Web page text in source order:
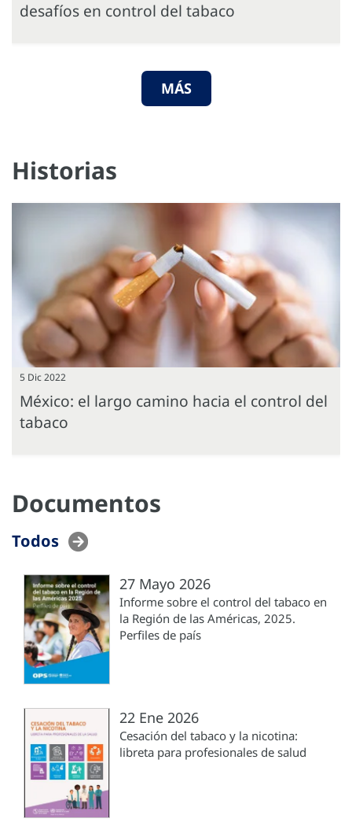
desafíos en control del tabaco
MÁS
Historias
5 Dic 2022
México: el largo camino hacia el control del
tabaco
Documentos
Todos
27 Mayo 2026
Informe sobre el control del tabaco en
la Región de las Américas, 2025.
Perfiles de país
22 Ene 2026
Cesación del tabaco y la nicotina:
libreta para profesionales de salud